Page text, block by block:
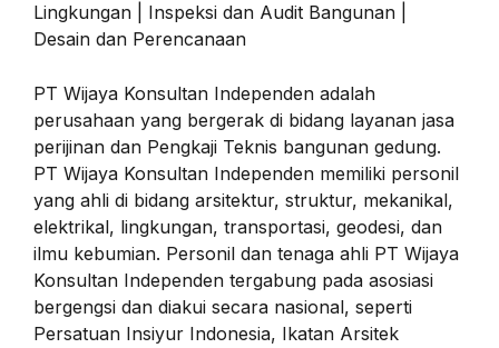
Lingkungan | Inspeksi dan Audit Bangunan |
Desain dan Perencanaan
PT Wijaya Konsultan Independen adalah
perusahaan yang bergerak di bidang layanan jasa
perijinan dan Pengkaji Teknis bangunan gedung.
PT Wijaya Konsultan Independen memiliki personil
yang ahli di bidang arsitektur, struktur, mekanikal,
elektrikal, lingkungan, transportasi, geodesi, dan
ilmu kebumian. Personil dan tenaga ahli PT Wijaya
Konsultan Independen tergabung pada asosiasi
bergengsi dan diakui secara nasional, seperti
Persatuan Insiyur Indonesia, Ikatan Arsitek